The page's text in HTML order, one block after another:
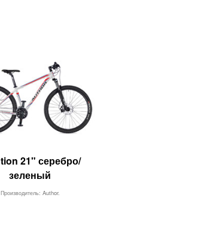
21" серебро/
зеленый
Производитель: Author.